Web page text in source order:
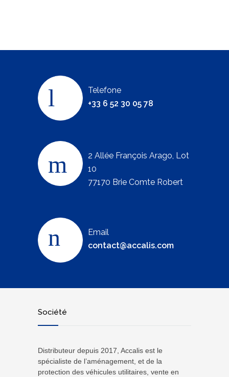
Telefone
+33 6 52 30 05 78
2 Allée François Arago, Lot
10
77170 Brie Comte Robert
Email
contact@accalis.com
Société
Distributeur depuis 2017, Accalis est le
spécialiste de l’aménagement, et de la
protection des véhicules utilitaires, vente en